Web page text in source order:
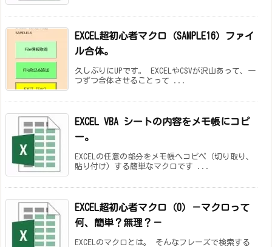
EXCEL超初心者マクロ（SAMPLE16）ファイ
ル合体。
久しぶりにUPです。 EXCELやCSVが沢山あって、一
つずつ合体させることって ...
EXCEL VBA シートの内容をメモ帳にコピ
ー。
EXCELの任意の部分をメモ帳へコピペ（切り取り、
貼り付け）する簡単なマクロです ...
EXCEL超初心者マクロ（0）－マクロって
何、簡単？無理？－
EXCELのマクロとは。 そんなフレーズで検索する